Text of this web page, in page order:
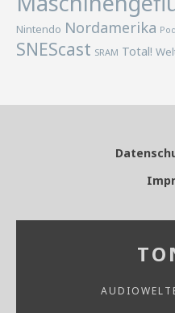
Nintendo Nordamerika
SNEScast SRAM Total!